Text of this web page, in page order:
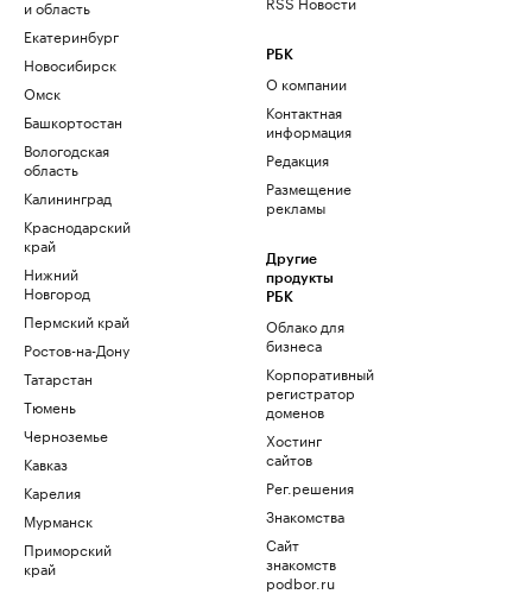
и область
Екатеринбург
Новосибирск
Омск
Башкортостан
Вологодская
область
Калининград
Краснодарский
край
Нижний
Новгород
Пермский край
Ростов-на-Дону
Татарстан
Тюмень
Черноземье
Кавказ
Карелия
Мурманск
Приморский
край
РБК
О компании
Контактная
информация
Редакция
Размещение
рекламы
Другие
продукты
РБК
Облако для
бизнеса
Корпоративный
регистратор
доменов
Хостинг
сайтов
Рег.решения
Знакомства
Сайт
знакомств
podbor.ru